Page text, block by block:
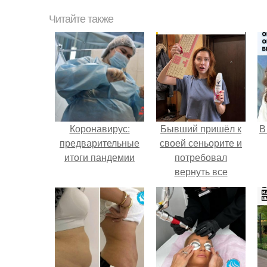
Читайте также
Коронавирус:
предварительные
итоги пандемии
Бывший пришёл к
своей сеньорите и
потребовал
вернуть все
подарки.